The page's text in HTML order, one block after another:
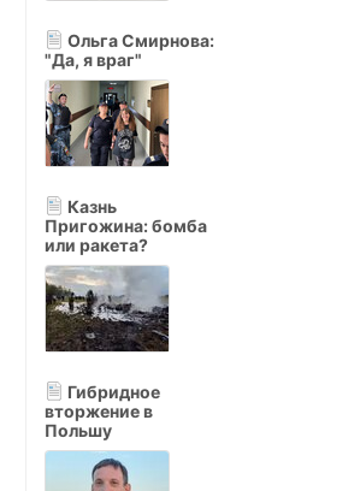
Ольга Смирнова:
"Да, я враг"
Казнь
Пригожина: бомба
или ракета?
Гибридное
вторжение в
Польшу